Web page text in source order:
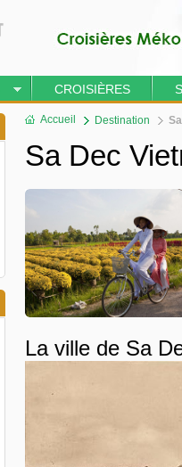
CROISIÈRES
Accueil Destination
Sa Dec
La ville de Sa